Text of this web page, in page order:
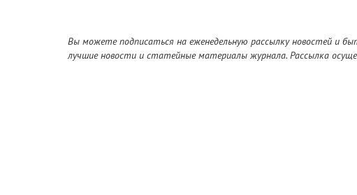
Вы можете подписаться на еженедельную рассылку новостей и
лучшие новости и статейные материалы журнала. Рассылка